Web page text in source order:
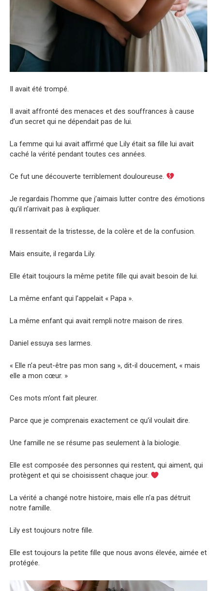
Il avait été trompé.
Il avait affronté des menaces et des souffrances à cause
d’un secret qui ne dépendait pas de lui.
La femme qui lui avait affirmé que Lily était sa fille lui avait
caché la vérité pendant toutes ces années.
Ce fut une découverte terriblement douloureuse.
Je regardais l’homme que j’aimais lutter contre des émotions
qu’il n’arrivait pas à expliquer.
Il ressentait de la tristesse, de la colère et de la confusion.
Mais ensuite, il regarda Lily.
Elle était toujours la même petite fille qui avait besoin de lui.
La même enfant qui l’appelait « Papa ».
La même enfant qui avait rempli notre maison de rires.
Daniel essuya ses larmes.
« Elle n’a peut-être pas mon sang », dit-il doucement, « mais
elle a mon cœur. »
Ces mots m’ont fait pleurer.
Parce que je comprenais exactement ce qu’il voulait dire.
Une famille ne se résume pas seulement à la biologie.
Elle est composée des personnes qui restent, qui aiment, qui
protègent et qui se choisissent chaque jour.
La vérité a changé notre histoire, mais elle n’a pas détruit
notre famille.
Lily est toujours notre fille.
Elle est toujours la petite fille que nous avons élevée, aimée et
protégée.